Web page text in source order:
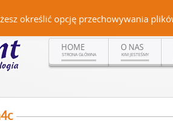
Czerteż 161, 38-500 Sanok | tel. (13)
HOME
STRONA GŁÓWNA
O NAS
KIM JESTEŚMY
określić opcję przechowywania